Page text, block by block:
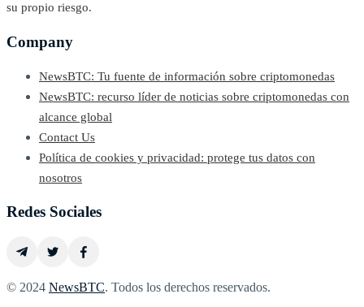
su propio riesgo.
Company
NewsBTC: Tu fuente de información sobre criptomonedas
NewsBTC: recurso líder de noticias sobre criptomonedas con
alcance global
Contact Us
Política de cookies y privacidad: protege tus datos con
nosotros
Redes Sociales
© 2024 NewsBTC. Todos los derechos reservados.